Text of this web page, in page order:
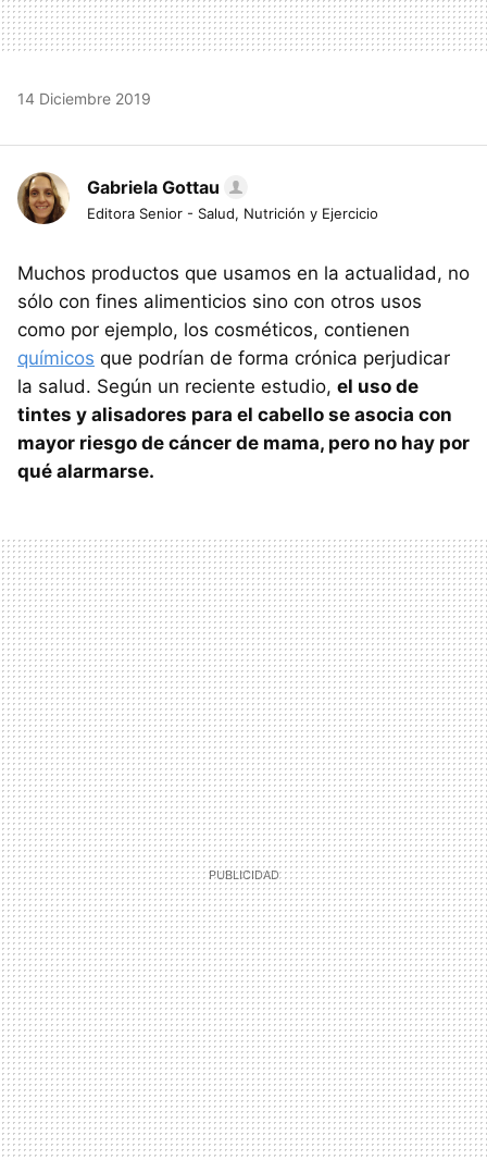
14 Diciembre 2019
Gabriela Gottau
Editora Senior - Salud, Nutrición y Ejercicio
Muchos productos que usamos en la actualidad, no
sólo con fines alimenticios sino con otros usos
como por ejemplo, los cosméticos, contienen
químicos que podrían de forma crónica perjudicar
la salud. Según un reciente estudio, el uso de
tintes y alisadores para el cabello se asocia con
mayor riesgo de cáncer de mama, pero no hay por
qué alarmarse.